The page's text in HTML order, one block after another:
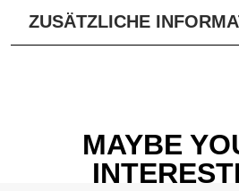
ZUSÄTZLICHE
MAYBE